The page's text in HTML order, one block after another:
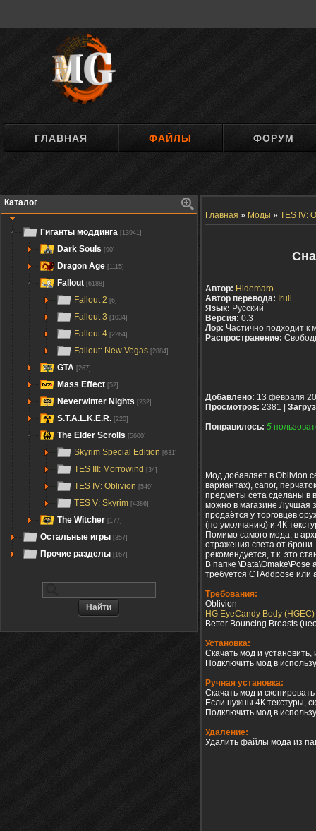
ГЛАВНАЯ ФАЙЛЫ ФОРУМ
Каталог
Гиганты моддинга [13941]
Dark Souls [90]
Dragon Age [1115]
Fallout [6188]
Fallout 2 [6]
Fallout 3 [1034]
Fallout 4 [2264]
Fallout: New Vegas [2884]
GTA [267]
Mass Effect [52]
Neverwinter Nights [232]
S.T.A.L.K.E.R. [220]
The Elder Scrolls [5600]
Skyrim Special Edition [631]
TES III: Morrowind [34]
TES IV: Oblivion [549]
TES V: Skyrim [4386]
The Witcher [177]
Остальные игры [357]
Прочие разделы [167]
Главная » Моды » TES IV:
Автор: Hidemaro
Автор перевода: Iruil
Язык: Русский
Версия: 0.3
Лор: Частично подходит к
Распространение:
Добавлено: 13 февраля
Просмотров: 2381 |
Понравилось: 5
Мод добавляет в Oblivion
вариантах), сапог,
предметы сета сделаны в
можно в магазине Лучшая
продаётся у торговцев
(по умолчанию) и 4К
Помимо самого мода, в
отражения света от
рекомендуется, т.к. это
В папке \Data\Omake\Pose
требуется CTAddpose или
Требования:
Oblivion
HG EyeCandy Body (HGEC)
Better Bouncing Breasts
Установка:
Скачать мод и
Подключить мод в
Ручная установка:
Скачать мод и
Если нужны 4К текстуры,
Подключить мод в
Удаление:
Удалить файлы мода из